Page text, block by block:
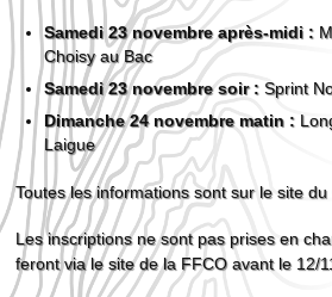
Samedi 23 novembre après-midi :
Choisy au Bac
Samedi 23 novembre soir : Sprint
Dimanche 24 novembre matin :
Laigue
Toutes les informations sont sur le site du
Les inscriptions ne sont pas prises en
feront via le site de la FFCO avant le 12/